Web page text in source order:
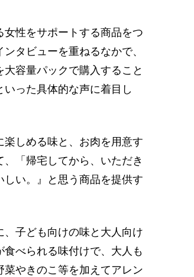
性をサポートする商品をつ
タビューを重ねるなかで、
大容量パックで購入すること
った具体的な声に着目し
しめる味と、お肉を用意す
「帰宅してから、いただき
しい。』と思う商品を提供す
、子ども向けの味と大人向け
べられる味付けで、大人も
やきのこ等を加えてアレン